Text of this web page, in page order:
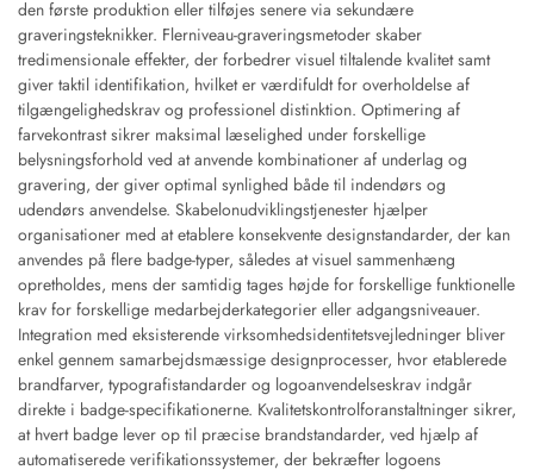
den første produktion eller tilføjes senere via sekundære
graveringsteknikker. Flerniveau-graveringsmetoder skaber
tredimensionale effekter, der forbedrer visuel tiltalende kvalitet samt
giver taktil identifikation, hvilket er værdifuldt for overholdelse af
tilgængelighedskrav og professionel distinktion. Optimering af
farvekontrast sikrer maksimal læselighed under forskellige
belysningsforhold ved at anvende kombinationer af underlag og
gravering, der giver optimal synlighed både til indendørs og
udendørs anvendelse. Skabelonudviklingstjenester hjælper
organisationer med at etablere konsekvente designstandarder, der kan
anvendes på flere badge-typer, således at visuel sammenhæng
opretholdes, mens der samtidig tages højde for forskellige funktionelle
krav for forskellige medarbejderkategorier eller adgangsniveauer.
Integration med eksisterende virksomhedsidentitetsvejledninger bliver
enkel gennem samarbejdsmæssige designprocesser, hvor etablerede
brandfarver, typografistandarder og logoanvendelseskrav indgår
direkte i badge-specifikationerne. Kvalitetskontrolforanstaltninger sikrer,
at hvert badge lever op til præcise brandstandarder, ved hjælp af
automatiserede verifikationssystemer, der bekræfter logoens